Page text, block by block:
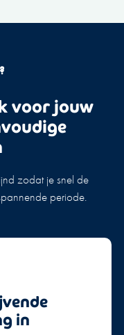
voor jouw
zodat je snel de
periode.
in